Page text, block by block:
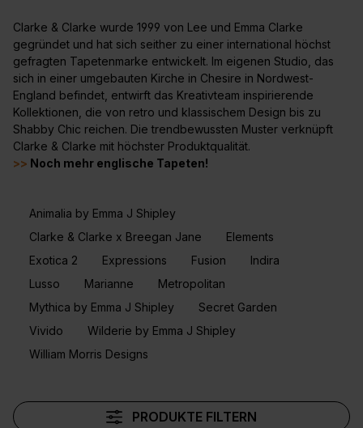
Clarke & Clarke wurde 1999 von Lee und Emma Clarke
gegründet und hat sich seither zu einer international höchst
gefragten Tapetenmarke entwickelt. Im eigenen Studio, das
sich in einer umgebauten Kirche in Chesire in Nordwest-
England befindet, entwirft das Kreativteam inspirierende
Kollektionen, die von retro und klassischem Design bis zu
Shabby Chic reichen. Die trendbewussten Muster verknüpft
Clarke & Clarke mit höchster Produktqualität.
>> Noch mehr englische Tapeten!
Animalia by Emma J Shipley
Clarke & Clarke x Breegan Jane
Elements
Exotica 2
Expressions Fusion
Indira
Lusso
Marianne
Metropolitan
Mythica by Emma J Shipley
Secret Garden
Vivido
Wilderie by Emma J Shipley
William Morris Designs
PRODUKTE FILTERN